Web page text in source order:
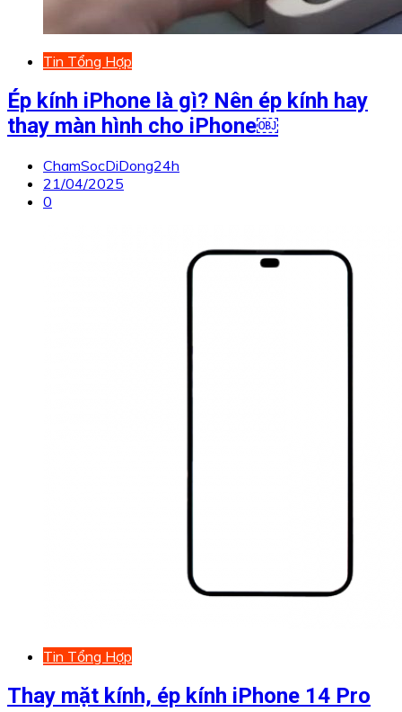
Tin Tổng Hợp
Ép kính iPhone là gì? Nên ép kính hay
thay màn hình cho iPhone￼
ChamSocDiDong24h
21/04/2025
0
Tin Tổng Hợp
Thay mặt kính, ép kính iPhone 14 Pro